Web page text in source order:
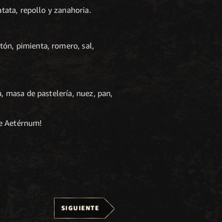
repollo y zanahoria.
pimienta, romero, sal,
masa de pastelería, nuez, pan,
Aetérnum!
SIGUIENTE